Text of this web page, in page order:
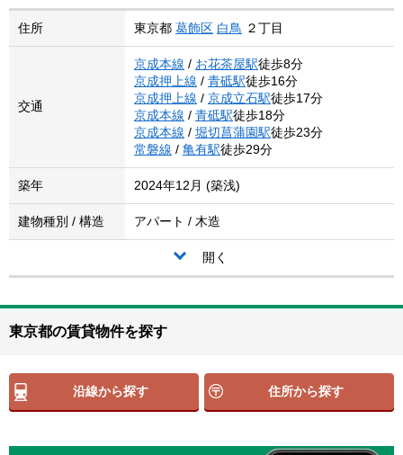
住所 東京都 葛飾区 白鳥 ２丁目
交通
京成本線 / お花茶屋駅徒歩8分
京成押上線 / 青砥駅徒歩16分
京成押上線 / 京成立石駅徒歩17分
京成本線 / 青砥駅徒歩18分
京成本線 / 堀切菖蒲園駅徒歩23分
常磐線 / 亀有駅徒歩29分
築年 2024年12月 (築浅)
建物種別 / 構造 アパート / 木造
開く
東京都の賃貸物件を探す
沿線から探す 住所から探す